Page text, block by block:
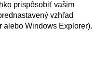
prispôsobiť vašim
vzhľad
alebo Windows Explorer).